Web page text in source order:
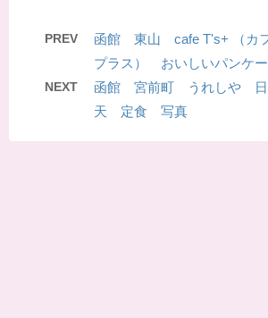
PREV
函館 東山 cafe T's+ （カ
プラス） おいしいパンケ
NEXT
函館 宮前町 うれしや
天 定食 写真